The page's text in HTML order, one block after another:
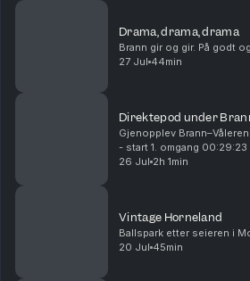
Drama, drama, drama
Brann gir og gir. På godt
27 Jul 44min
Direktepod under
Gjenopplev Brann–Vålerenga
- start 1. omgang 00:29:23 - 0-1 til Vålerenga
- 0-2 til Vålerenga
26 Jul 2h 1min
Vintage Horneland
Ballspark etter seieren i
20 Jul 45min